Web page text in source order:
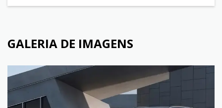
GALERIA DE IMAGENS